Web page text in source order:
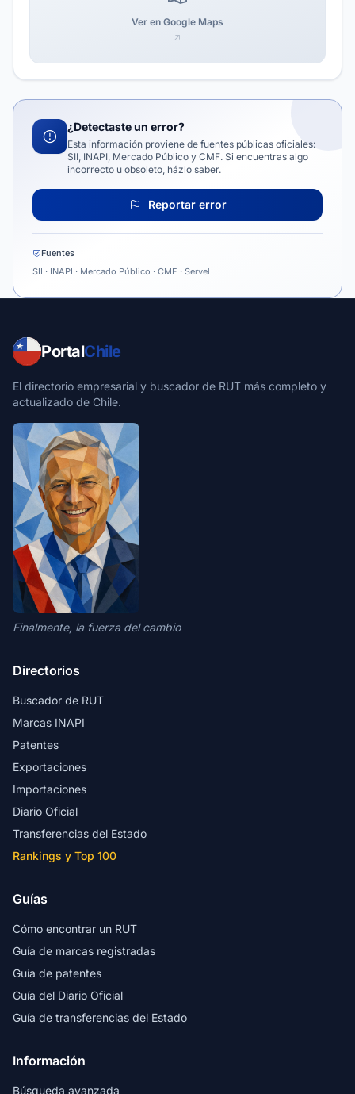
Ver en Google Maps
¿Detectaste un error?
Esta información proviene de fuentes públicas oficiales:
SII, INAPI, Mercado Público y CMF. Si encuentras algo
incorrecto u obsoleto, házlo saber.
Reportar error
Fuentes
SII · INAPI · Mercado Público · CMF · Servel
PortalChile
El directorio empresarial y buscador de RUT más completo y
actualizado de Chile.
Finalmente, la fuerza del cambio
Directorios
Buscador de RUT
Marcas INAPI
Patentes
Exportaciones
Importaciones
Diario Oficial
Transferencias del Estado
Rankings y Top 100
Guías
Cómo encontrar un RUT
Guía de marcas registradas
Guía de patentes
Guía del Diario Oficial
Guía de transferencias del Estado
Información
Búsqueda avanzada